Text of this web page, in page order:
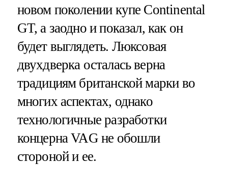
новом поколении купе Continental
GT, а заодно и показал, как он
будет выглядеть. Люксовая
двухдверка осталась верна
традициям британской марки во
многих аспектах, однако
технологичные разработки
концерна VAG не обошли
стороной и ее.